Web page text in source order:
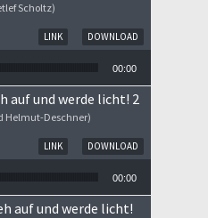
Scholtz)
DOWNLOAD
LINK
00:00
auf und werde licht! 2
Helmut-Deschner)
DOWNLOAD
LINK
00:00
auf und werde licht!